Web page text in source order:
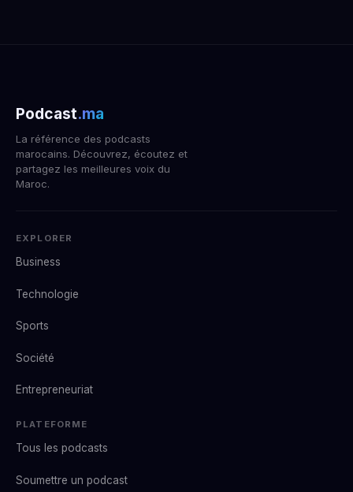
Podcast.ma
La référence des podcasts
marocains. Découvrez, écoutez et
partagez les meilleures voix du
Maroc.
EXPLORER
Business
Technologie
Sports
Société
Entrepreneuriat
PLATEFORME
Tous les podcasts
Soumettre un podcast